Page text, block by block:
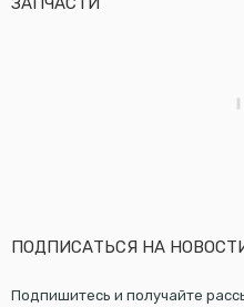
ПОДПИСАТЬСЯ НА
Подпишитесь и получайте